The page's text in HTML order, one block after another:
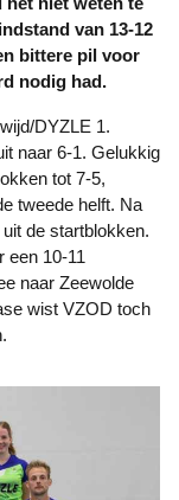
van 13-12
bittere pil voor
nodig had.
naar 6-1. Gelukkig
tot 7-5,
tweede helft. Na
de startblokken.
een 10-11
naar Zeewolde
wist VZOD toch